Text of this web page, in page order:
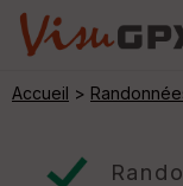
Accueil >